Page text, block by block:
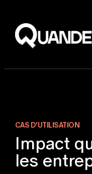
CAS D'UTILISATION
Impact
les